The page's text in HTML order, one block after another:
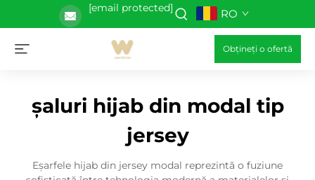
[email protected] RO
Obțineți o ofertă
șaluri hijab din modal tip
jersey
Eșarfele hijab din jersey modal reprezintă o fuziune